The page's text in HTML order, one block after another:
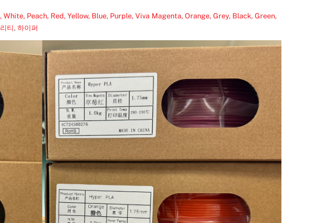
Peach, Red, Yellow, Blue, Purple, Viva Magenta, Orange, Grey, Black, Green,
티, 하이퍼